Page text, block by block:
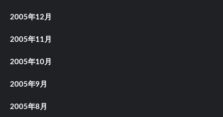
2005年12月
2005年11月
2005年10月
2005年9月
2005年8月